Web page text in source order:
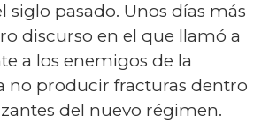
siglo pasado. Unos días más
discurso en el que llamó a
a los enemigos de la
no producir fracturas dentro
del nuevo régimen.